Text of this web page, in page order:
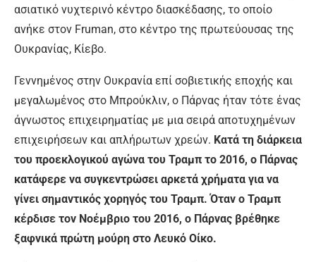
ασιατικό νυχτερινό κέντρο διασκέδασης, το οποίο
ανήκε στον Fruman, στο κέντρο της πρωτεύουσας της
Ουκρανίας, Κίεβο.
Γεννημένος στην Ουκρανία επί σοβιετικής εποχής και
μεγαλωμένος στο Μπρούκλιν, ο Πάρνας ήταν τότε ένας
άγνωστος επιχειρηματίας με μια σειρά αποτυχημένων
επιχειρήσεων και απλήρωτων χρεών. Κατά τη διάρκεια
του προεκλογικού αγώνα του Τραμπ το 2016, ο Πάρνας
κατάφερε να συγκεντρώσει αρκετά χρήματα για να
γίνει σημαντικός χορηγός του Τραμπ. Όταν ο Τραμπ
κέρδισε τον Νοέμβριο του 2016, ο Πάρνας βρέθηκε
ξαφνικά πρώτη μούρη στο Λευκό Οίκο.